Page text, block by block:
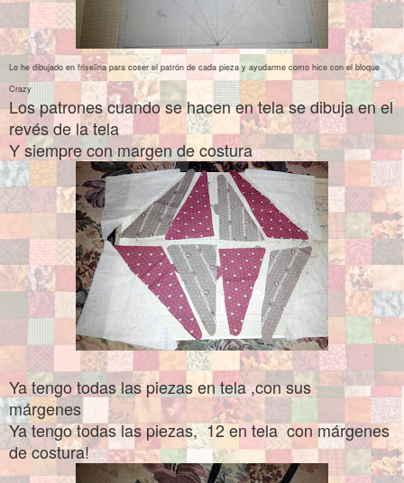
Lo he dibujado en friselina para coser el patrón de cada pieza y ayudarme como hice con el bloque
Crazy
Los patrones cuando se hacen en tela se dibuja en el
revés de la tela
Y siempre con margen de costura
Ya tengo todas las piezas en tela ,con sus
márgenes
Ya tengo todas las piezas, 12 en tela con márgenes
de costura!